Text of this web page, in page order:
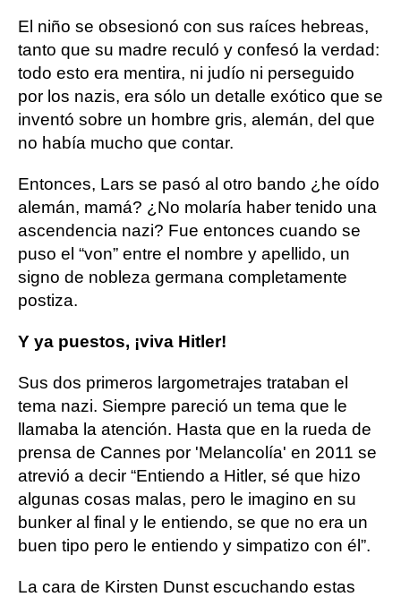
El niño se obsesionó con sus raíces hebreas,
tanto que su madre reculó y confesó la verdad:
todo esto era mentira, ni judío ni perseguido
por los nazis, era sólo un detalle exótico que se
inventó sobre un hombre gris, alemán, del que
no había mucho que contar.
Entonces, Lars se pasó al otro bando ¿he oído
alemán, mamá? ¿No molaría haber tenido una
ascendencia nazi? Fue entonces cuando se
puso el “von” entre el nombre y apellido, un
signo de nobleza germana completamente
postiza.
Y ya puestos, ¡viva Hitler!
Sus dos primeros largometrajes trataban el
tema nazi. Siempre pareció un tema que le
llamaba la atención. Hasta que en la rueda de
prensa de Cannes por 'Melancolía' en 2011 se
atrevió a decir “Entiendo a Hitler, sé que hizo
algunas cosas malas, pero le imagino en su
bunker al final y le entiendo, se que no era un
buen tipo pero le entiendo y simpatizo con él”.
La cara de Kirsten Dunst escuchando estas